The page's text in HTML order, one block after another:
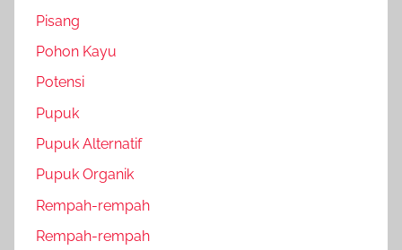
Pisang
Pohon Kayu
Potensi
Pupuk
Pupuk Alternatif
Pupuk Organik
Rempah-rempah
Rempah-rempah